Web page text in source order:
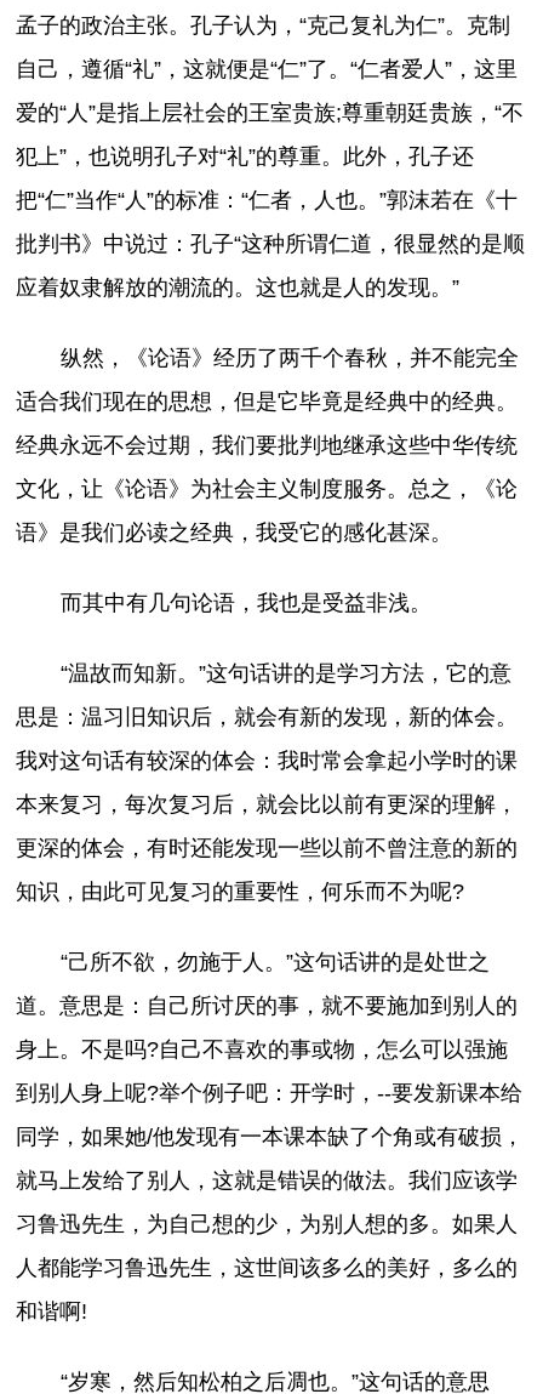
孟子的政治主张。孔子认为，“克己复礼为仁”。克制
自己，遵循“礼”，这就便是“仁”了。“仁者爱人”，这里
爱的“人”是指上层社会的王室贵族;尊重朝廷贵族，“不
犯上”，也说明孔子对“礼”的尊重。此外，孔子还
把“仁”当作“人”的标准：“仁者，人也。”郭沫若在《十
批判书》中说过：孔子“这种所谓仁道，很显然的是顺
应着奴隶解放的潮流的。这也就是人的发现。”
纵然，《论语》经历了两千个春秋，并不能完全
适合我们现在的思想，但是它毕竟是经典中的经典。
经典永远不会过期，我们要批判地继承这些中华传统
文化，让《论语》为社会主义制度服务。总之，《论
语》是我们必读之经典，我受它的感化甚深。
而其中有几句论语，我也是受益非浅。
“温故而知新。”这句话讲的是学习方法，它的意
思是：温习旧知识后，就会有新的发现，新的体会。
我对这句话有较深的体会：我时常会拿起小学时的课
本来复习，每次复习后，就会比以前有更深的理解，
更深的体会，有时还能发现一些以前不曾注意的新的
知识，由此可见复习的重要性，何乐而不为呢?
“己所不欲，勿施于人。”这句话讲的是处世之
道。意思是：自己所讨厌的事，就不要施加到别人的
身上。不是吗?自己不喜欢的事或物，怎么可以强施
到别人身上呢?举个例子吧：开学时，--要发新课本给
同学，如果她/他发现有一本课本缺了个角或有破损，
就马上发给了别人，这就是错误的做法。我们应该学
习鲁迅先生，为自己想的少，为别人想的多。如果人
人都能学习鲁迅先生，这世间该多么的美好，多么的
和谐啊!
“岁寒，然后知松柏之后凋也。”这句话的意思